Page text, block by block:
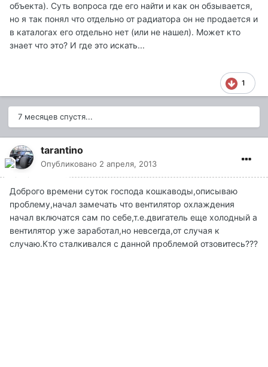
объекта). Суть вопроса где его найти и как он обзывается,
но я так понял что отдельно от радиатора он не продается и
в каталогах его отдельно нет (или не нашел). Может кто
знает что это? И где это искать...
1
7 месяцев спустя...
tarantino
Опубликовано 2 апреля, 2013
Доброго времени суток господа кошкаводы,описываю
проблему,начал замечать что вентилятор охлаждения
начал включатся сам по себе,т.е.двигатель еще холодный а
вентилятор уже заработал,но невсегда,от случая к
случаю.Кто сталкивался с данной проблемой отзовитесь???